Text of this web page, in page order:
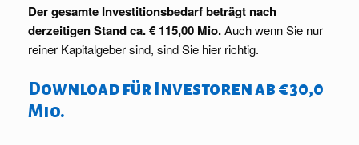
Der gesamte Investitionsbedarf beträgt nach
derzeitigen Stand ca. € 115,00 Mio.Auch wenn Sie nur
reiner Kapitalgeber sind, sind Sie hier richtig.
Download für Investoren ab € 30,0
Mio.